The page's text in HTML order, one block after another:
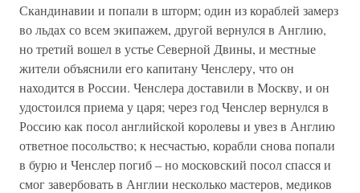
Скандинавии и попали в шторм; один из кораблей замерз
во льдах со всем экипажем, другой вернулся в Англию,
но третий вошел в устье Северной Двины, и местные
жители объяснили его капитану Ченслеру, что он
находится в России. Ченслера доставили в Москву, и он
удостоился приема у царя; через год Ченслер вернулся в
Россию как посол английской королевы и увез в Англию
ответное посольство; к несчастью, корабли снова попали
в бурю и Ченслер погиб – но московский посол спасся и
смог завербовать в Англии несколько мастеров, медиков